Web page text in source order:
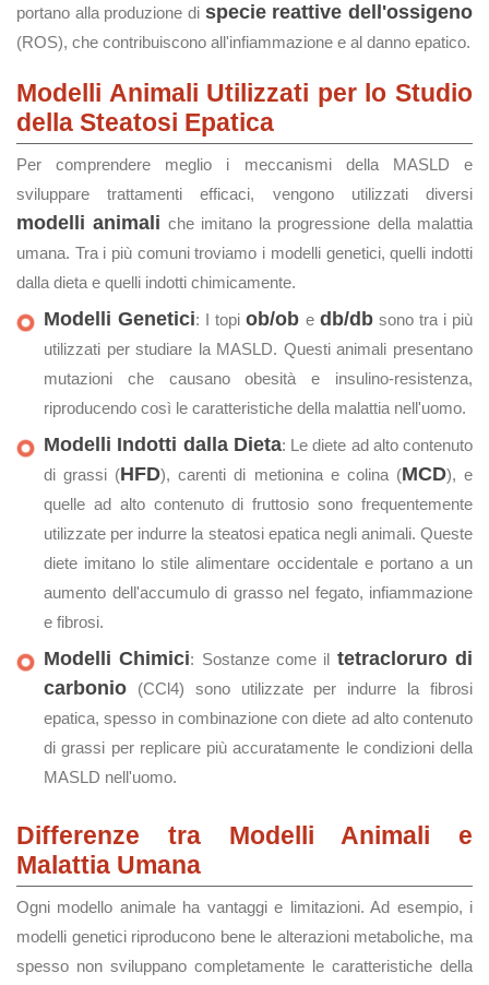
portano alla produzione di specie reattive dell'ossigeno
(ROS), che contribuiscono all'infiammazione e al danno epatico.
Modelli Animali Utilizzati per lo Studio
della Steatosi Epatica
Per comprendere meglio i meccanismi della MASLD e
sviluppare trattamenti efficaci, vengono utilizzati diversi
modelli animali che imitano la progressione della malattia
umana. Tra i più comuni troviamo i modelli genetici, quelli indotti
dalla dieta e quelli indotti chimicamente.
Modelli Genetici: I topiob/ob e db/dbsono tra i più
utilizzati per studiare la MASLD. Questi animali presentano
mutazioni che causano obesità e insulino-resistenza,
riproducendo così le caratteristiche della malattia nell'uomo.
Modelli Indotti dalla Dieta: Le diete ad alto contenuto
di grassi (HFD), carenti di metionina e colina (MCD), e
quelle ad alto contenuto di fruttosio sono frequentemente
utilizzate per indurre la steatosi epatica negli animali. Queste
diete imitano lo stile alimentare occidentale e portano a un
aumento dell'accumulo di grasso nel fegato, infiammazione
e fibrosi.
Modelli Chimici: Sostanze come il tetracloruro di
carbonio (CCl4) sono utilizzate per indurre la fibrosi
epatica, spesso in combinazione con diete ad alto contenuto
di grassi per replicare più accuratamente le condizioni della
MASLD nell'uomo.
Differenze tra Modelli Animali e
Malattia Umana
Ogni modello animale ha vantaggi e limitazioni. Ad esempio, i
modelli genetici riproducono bene le alterazioni metaboliche, ma
spesso non sviluppano completamente le caratteristiche della